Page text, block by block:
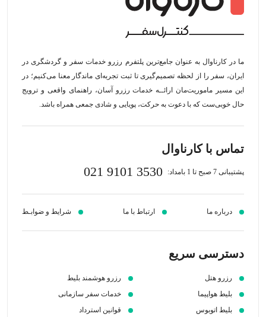
ما در کارناوال به عنوان جامع‌ترین پلتفرم رزرو خدمات سفر و گردشگری در
ایران، سفر را از لحظه‌ تصمیم‌گیری تا ثبت تجربه‌ای ماندگار معنا می‌کنیم؛ در
این مسیر‍ ماموریت‌مان اراﺋــﻪ خدمات رزرو آسان، راهنمای واقعی و ترویج
حال خوبی‌ست که با دعوت به حرکت، پویایی و شادی جمعی همراه باشد.
تماس با کارناوال
پشتیبانی 7 صبح تا 1 بامداد: 021 9101 3530
درباره ما ارتباط با ما شرایط و ضوابـط
دسترسی سریع
رزرو هتل
بلیط هواپیما
بلیط اتوبوس
رزرو هوشمند بلیط
خدمات سفر سازمانی
قوانین استرداد